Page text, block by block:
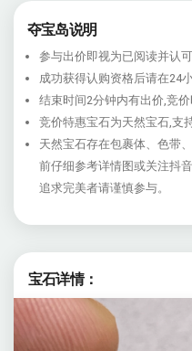
夺宝岛说明
参与出价即视为已阅读并认
成功获得认购资格后请在24
结束时间2分钟内有出价,竞
竞价特惠宝石为天然宝石,支
天然宝石存在包裹体、色带
前仔细参考详情图或关注抖
追求完美者请谨慎参与。
宝石详情：